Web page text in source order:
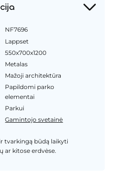
NF7696
Lappset
550x700x1200
Metalas
Mažoji architektūra
Papildomi parko
elementai
Parkui
Gamintojo svetainė
tvarkingą būdą laikyti
ar kitose erdvėse.